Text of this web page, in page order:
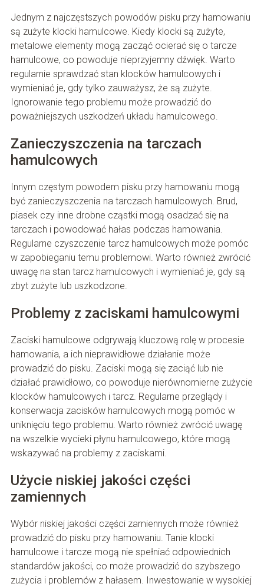
Jednym z najczęstszych powodów pisku przy hamowaniu
są zużyte klocki hamulcowe. Kiedy klocki są zużyte,
metalowe elementy mogą zacząć ocierać się o tarcze
hamulcowe, co powoduje nieprzyjemny dźwięk. Warto
regularnie sprawdzać stan klocków hamulcowych i
wymieniać je, gdy tylko zauważysz, że są zużyte.
Ignorowanie tego problemu może prowadzić do
poważniejszych uszkodzeń układu hamulcowego.
Zanieczyszczenia na tarczach
hamulcowych
Innym częstym powodem pisku przy hamowaniu mogą
być zanieczyszczenia na tarczach hamulcowych. Brud,
piasek czy inne drobne cząstki mogą osadzać się na
tarczach i powodować hałas podczas hamowania.
Regularne czyszczenie tarcz hamulcowych może pomóc
w zapobieganiu temu problemowi. Warto również zwrócić
uwagę na stan tarcz hamulcowych i wymieniać je, gdy są
zbyt zużyte lub uszkodzone.
Problemy z zaciskami hamulcowymi
Zaciski hamulcowe odgrywają kluczową rolę w procesie
hamowania, a ich nieprawidłowe działanie może
prowadzić do pisku. Zaciski mogą się zaciąć lub nie
działać prawidłowo, co powoduje nierównomierne zużycie
klocków hamulcowych i tarcz. Regularne przeglądy i
konserwacja zacisków hamulcowych mogą pomóc w
uniknięciu tego problemu. Warto również zwrócić uwagę
na wszelkie wycieki płynu hamulcowego, które mogą
wskazywać na problemy z zaciskami.
Użycie niskiej jakości części
zamiennych
Wybór niskiej jakości części zamiennych może również
prowadzić do pisku przy hamowaniu. Tanie klocki
hamulcowe i tarcze mogą nie spełniać odpowiednich
standardów jakości, co może prowadzić do szybszego
zużycia i problemów z hałasem. Inwestowanie w wysokiej